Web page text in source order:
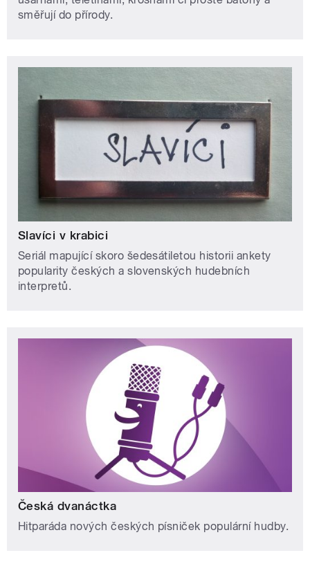
směřují do přírody.
Slavíci v krabici
Seriál mapující skoro šedesátiletou historii ankety
popularity českých a slovenských hudebních
interpretů.
Česká dvanáctka
Hitparáda nových českých písniček populární hudby.